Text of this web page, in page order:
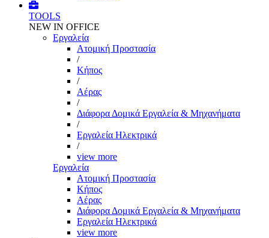
TOOLS
NEW IN OFFICE
Εργαλεία
Aτομική Προστασία
/
Kήπος
/
Αέρας
/
Διάφορα Δομικά Εργαλεία & Μηχανήματα
/
Εργαλεία Ηλεκτρικά
/
view more
Εργαλεία
Aτομική Προστασία
Kήπος
Αέρας
Διάφορα Δομικά Εργαλεία & Μηχανήματα
Εργαλεία Ηλεκτρικά
view more